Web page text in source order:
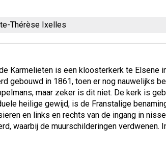
Thérèse Ixelles
Karmelieten is een kloosterkerk te Elsene
gebouwd in 1861, toen er nog nauwelijks
maar zeker is dit niet. De kerk is
heilige gewijd, is de Franstalige
en links en rechts van de ingang in
waarbij de muurschilderingen verdwenen.